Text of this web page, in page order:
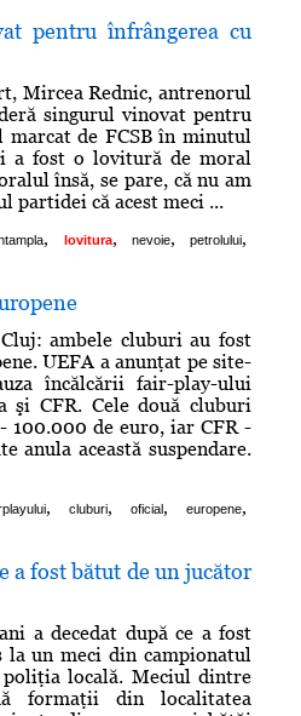
pentru înfrângerea cu
Mircea Rednic, antrenorul
singurul vinovat pentru
marcat de FCSB în minutul
a fost o lovitură de moral
însă, se pare, că nu am
partidei că acest meci ...
, lovitura, nevoie, petrolului,
ambele cluburi au fost
UEFA a anunţat pe site-
încălcării fair-play-ului
CFR. Cele două cluburi
100.000 de euro, iar CFR -
anula această suspendare.
, cluburi, oficial, europene,
a fost bătut de un jucător
a decedat după ce a fost
un meci din campionatul
locală. Meciul dintre
formaţii din localitatea